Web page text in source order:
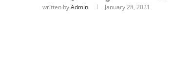
written byAdmin January 28, 2021